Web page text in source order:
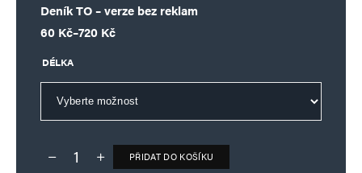
Deník TO – verze bez reklam
60 Kč–720 Kč
Rozpětí cen: 60 Kč až 720 Kč
DÉLKA
Deník TO – verze bez reklam množství
PŘIDAT DO KOŠÍKU